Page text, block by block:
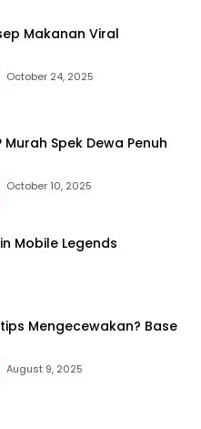
Makanan Viral
October 24, 2025
Murah Spek Dewa Penuh
October 10, 2025
Mobile Legends
Mengecewakan? Base
August 9, 2025